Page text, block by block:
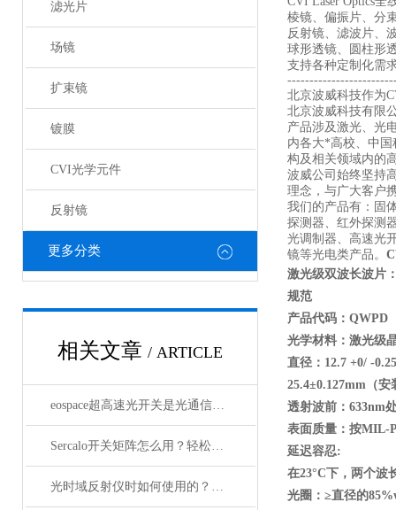
滤光片
场镜
扩束镜
镀膜
CVI光学元件
反射镜
更多分类
相关文章 / ARTICLE
eospace超高速光开关是光通信领域的革新之作
Sercalo开关矩阵怎么用？轻松实现光路智能切换
光时域反射仪时如何使用的？使用时又要注意哪些事项？
棱镜、偏振片、分
反射镜、滤波片、
球形透镜、圆柱形
支持各种定制化需
北京波威科技作为
北京波威科技有限
产品涉及激光、光
内各大*高校、中
构及相关领域内的
波威公司始终坚持
理念，与广大客户
我们的产品有：固
探测器、红外探测
光调制器、高速光
镜等光电类产品。
激光级双波长波片
规范
产品代码：QWPD
光学材料：激光级
直径：12.7 +0/ -
25.4±0.127mm （
透射波前：633nm
表面质量：按MIL-
延迟容忍:
在23°C下，两个波
光圈：≥直径的